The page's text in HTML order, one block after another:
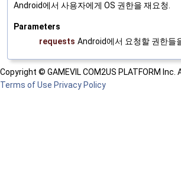
Android에서 사용자에게 OS 권한을 재요청.
Parameters
requests Android에서 요청할 권한들
Copyright © GAMEVIL COM2US PLATFORM Inc.
Terms of Use Privacy Policy